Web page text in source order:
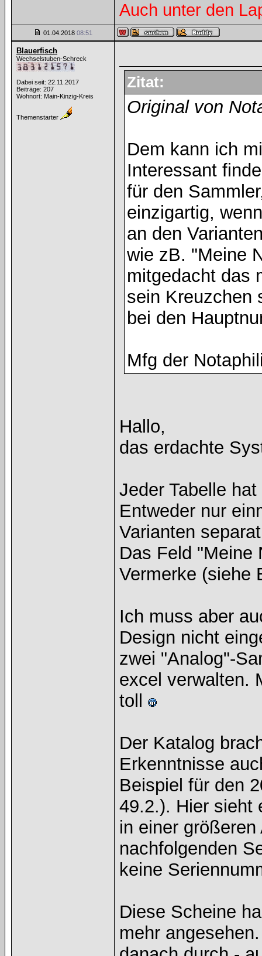
Auch unter den
01.04.2018 08:51
Blauerfisch
Wechselstuben-Schreck
Dabei seit: 22.11.2017
Beiträge: 207
Wohnort: Main-Kinzig-Kreis
Themenstarter
Zitat:
Original von
Dem kann ich
Interessant
für den
einzigartig,
an den
wie zB. "Meine
mitgedacht das
sein Kreuzchen
bei den
Mfg der
Hallo,
das erdachte
Jeder Tabelle
Entweder nur
Varianten
Das Feld "Meine
Vermerke (siehe
Ich muss aber
Design nicht
zwei "Analog"-
excel verwalten.
toll
Der Katalog
Erkenntnisse
Beispiel für den
49.2.). Hier sieht
in einer
nachfolgenden
keine
Diese Scheine
mehr